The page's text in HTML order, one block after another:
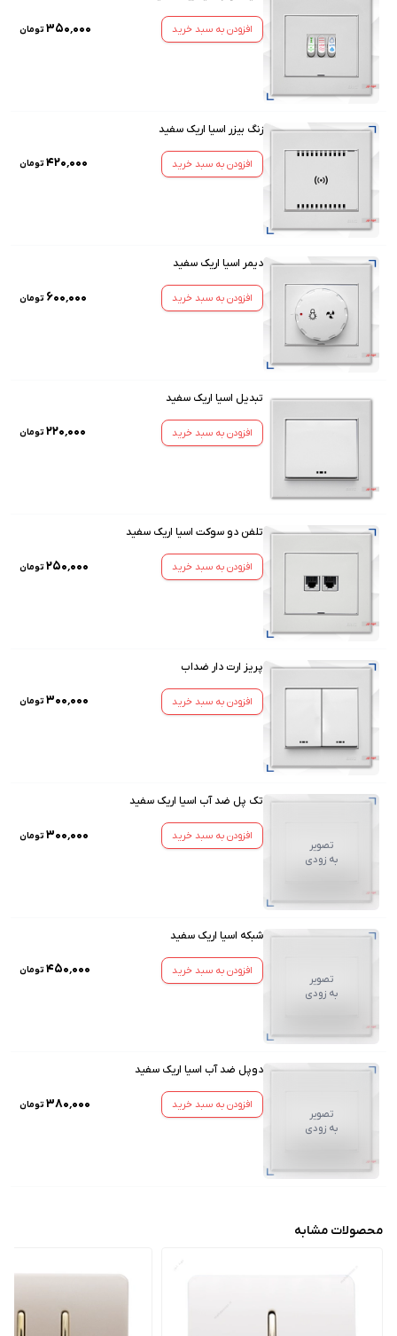
افزودن به سبد خرید ۳۵۰٬۰۰۰ تومان
زنگ بیزر اسیا اریک سفید
افزودن به سبد خرید ۴۲۰٬۰۰۰ تومان
دیمر اسیا اریک سفید
افزودن به سبد خرید ۶۰۰٬۰۰۰ تومان
تبدیل اسیا اریک سفید
افزودن به سبد خرید ۲۲۰٬۰۰۰ تومان
تلفن دو سوکت اسیا اریک سفید
افزودن به سبد خرید ۲۵۰٬۰۰۰ تومان
پریز ارت دار ضداب
افزودن به سبد خرید ۳۰۰٬۰۰۰ تومان
تصویر
به زودی
تک پل ضد آب اسیا اریک سفید
افزودن به سبد خرید ۳۰۰٬۰۰۰ تومان
تصویر
به زودی
شبکه اسیا اریک سفید
افزودن به سبد خرید ۴۵۰٬۰۰۰ تومان
تصویر
به زودی
دوپل ضد آب اسیا اریک سفید
افزودن به سبد خرید ۳۸۰٬۰۰۰ تومان
محصولات مشابه